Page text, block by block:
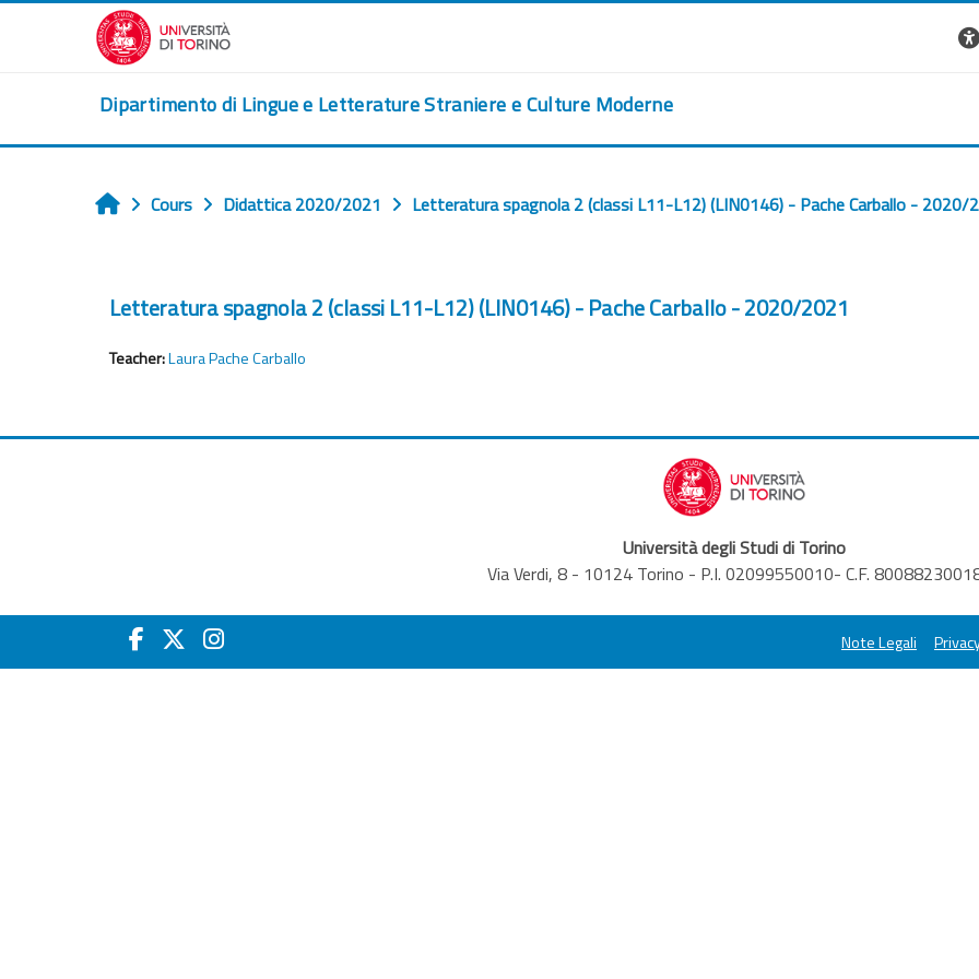
Passer au contenu principal
Dipartimento di Lingue e Letterature Straniere e Culture Moderne
Accueil
Cours Didattica 2020/2021 Letteratura spagnola 2 (classi L11-L12) (LIN0146) - Pache Carballo - 2020/
Letteratura spagnola 2 (classi L11-L12) (LIN0146) - Pache Carballo - 2020/2021
Teacher:Laura Pache Carballo
Università degli Studi di Torino
Via Verdi, 8 - 10124 Torino - P.I. 02099550010- C.F.
Note Legali